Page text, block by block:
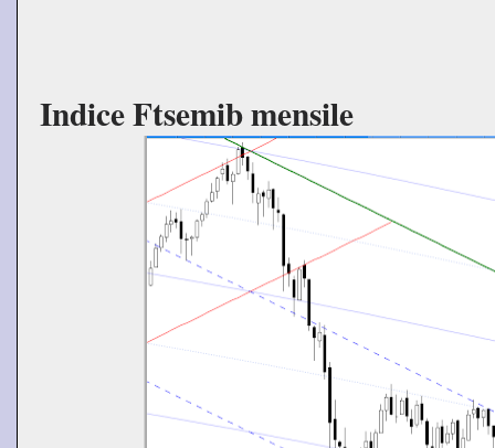
Indice Ftsemib mensile